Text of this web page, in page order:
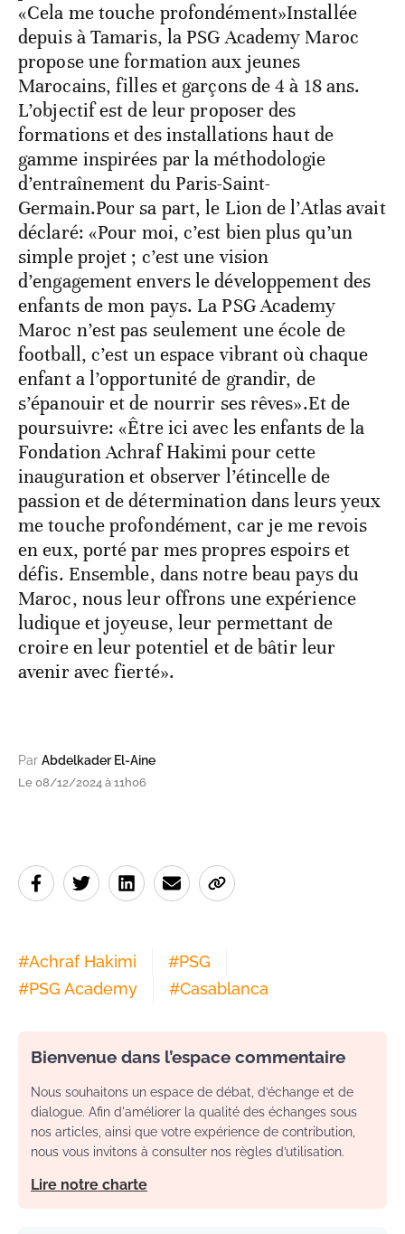
«Cela me touche profondément»Installée
depuis à Tamaris, la PSG Academy Maroc
propose une formation aux jeunes
Marocains, filles et garçons de 4 à 18 ans.
L’objectif est de leur proposer des
formations et des installations haut de
gamme inspirées par la méthodologie
d’entraînement du Paris-Saint-
Germain.Pour sa part, le Lion de l’Atlas avait
déclaré: «Pour moi, c’est bien plus qu’un
simple projet ; c’est une vision
d’engagement envers le développement des
enfants de mon pays. La PSG Academy
Maroc n’est pas seulement une école de
football, c’est un espace vibrant où chaque
enfant a l’opportunité de grandir, de
s’épanouir et de nourrir ses rêves».Et de
poursuivre: «Être ici avec les enfants de la
Fondation Achraf Hakimi pour cette
inauguration et observer l’étincelle de
passion et de détermination dans leurs yeux
me touche profondément, car je me revois
en eux, porté par mes propres espoirs et
défis. Ensemble, dans notre beau pays du
Maroc, nous leur offrons une expérience
ludique et joyeuse, leur permettant de
croire en leur potentiel et de bâtir leur
avenir avec fierté».
Par Abdelkader El-Aine
Le 08/12/2024 à 11h06
#Achraf Hakimi #PSG
#PSG Academy #Casablanca
Bienvenue dans l’espace commentaire
Nous souhaitons un espace de débat, d’échange et de
dialogue. Afin d'améliorer la qualité des échanges sous
nos articles, ainsi que votre expérience de contribution,
nous vous invitons à consulter nos règles d’utilisation.
Lire notre charte